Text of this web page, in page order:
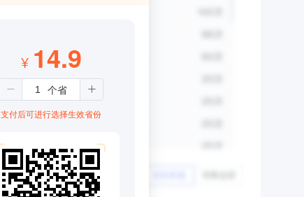
¥ 14.9
支付后可进行选择生效省份